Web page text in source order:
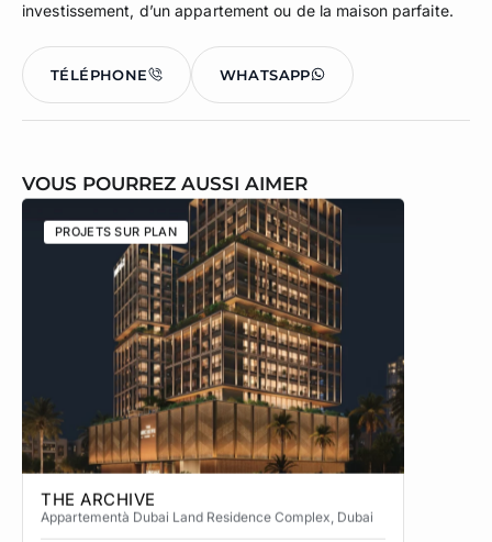
investissement, d’un appartement ou de la maison parfaite.
TÉLÉPHONE WHATSAPP
VOUS POURREZ AUSSI AIMER
PROJETS SUR PLAN
THE ARCHIVE
Appartementà Dubai Land Residence Complex , Dubai